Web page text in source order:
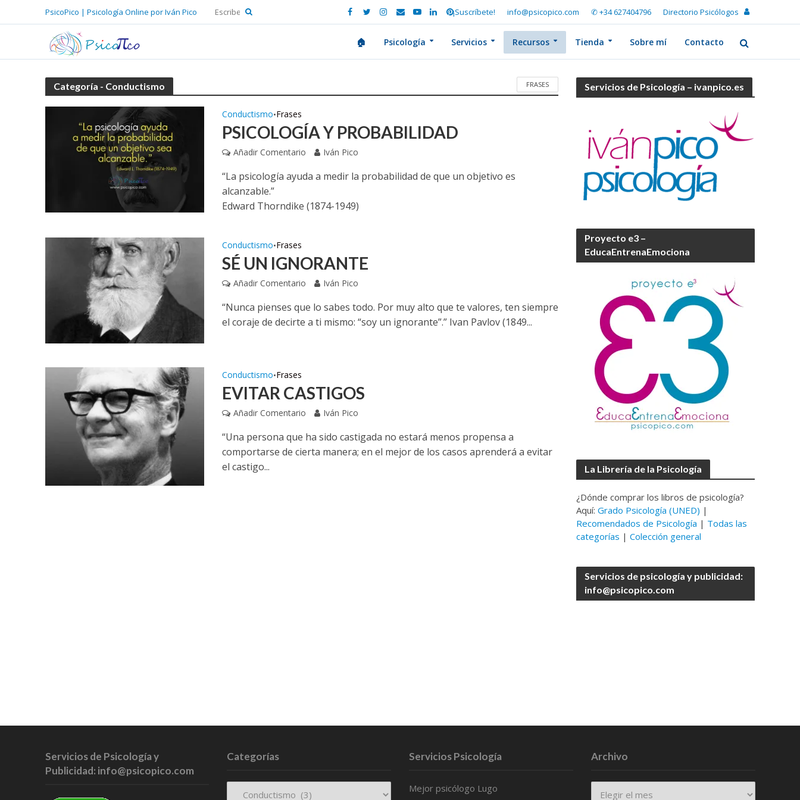
PsicoPico | Psicología Online por Iván Pico ¡Suscríbete! info@psicopico.com ✆ +34 627404796 Directorio Psicólogos
🏠 Psicología Servicios Recursos Tienda Sobre mí Contacto
Categoría - Conductismo FRASES
Conductismo•Frases
PSICOLOGÍA Y PROBABILIDAD
Añadir Comentario Iván Pico
“La psicología ayuda a medir la probabilidad de que un objetivo es
alcanzable.”
Edward Thorndike (1874-1949)
Conductismo•Frases
SÉ UN IGNORANTE
Añadir Comentario Iván Pico
“Nunca pienses que lo sabes todo. Por muy alto que te valores, ten siempre
el coraje de decirte a ti mismo: “soy un ignorante”.” Ivan Pavlov (1849...
Conductismo•Frases
EVITAR CASTIGOS
Añadir Comentario Iván Pico
“Una persona que ha sido castigada no estará menos propensa a
comportarse de cierta manera; en el mejor de los casos aprenderá a evitar
el castigo...
Servicios de Psicología – ivanpico.es
Proyecto e3 –
EducaEntrenaEmociona
La Librería de la Psicología
¿Dónde comprar los libros de psicología?
Aquí:Grado Psicología (UNED) |
Recomendados de Psicología | Todas las
categorías |Colección general
Servicios de psicología y publicidad:
info@psicopico.com
Servicios de Psicología y
Publicidad: info@psicopico.com
Categorías Servicios Psicología
Mejor psicólogo Lugo
Archivo